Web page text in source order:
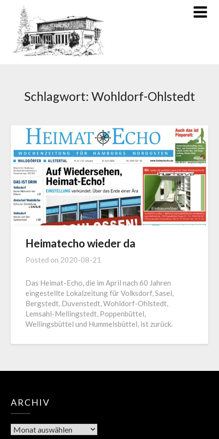
Schlagwort: Wohldorf-Ohlstedt
Heimatecho wieder da
Posted on 2020-08-21
Das Heimat-Echo, die im April nach 60 Jahren
eingestellte Lokalzeitung für Volksdorf, Sasel,
Bergstedt, Duvenstedt, Wohldorf-Ohlstedt,
Lemsahl-Mellingstedt, Poppenbüttel,
Wellingsbüttel und Hummelsbüttel, ist zurück.
ARCHIV